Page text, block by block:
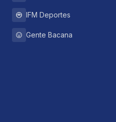
IFM Deportes
Gente Bacana